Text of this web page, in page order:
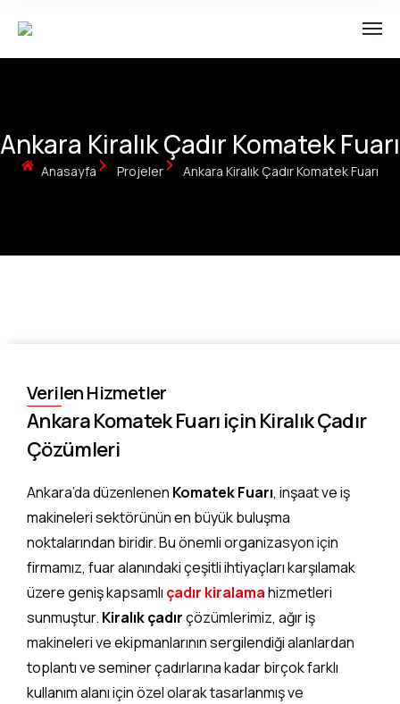
Ankara Kiralık Çadır Komatek Fuarı
Anasayfa Projeler Ankara Kiralık Çadır Komatek Fuarı
Verilen Hizmetler
Ankara Komatek Fuarı için Kiralık Çadır
Çözümleri
Ankara’da düzenlenen Komatek Fuarı, inşaat ve iş
makineleri sektörünün en büyük buluşma
noktalarından biridir. Bu önemli organizasyon için
firmamız, fuar alanındaki çeşitli ihtiyaçları karşılamak
üzere geniş kapsamlı çadır kiralamahizmetleri
sunmuştur. Kiralık çadırçözümlerimiz, ağır iş
makineleri ve ekipmanlarının sergilendiği alanlardan
toplantı ve seminer çadırlarına kadar birçok farklı
kullanım alanı için özel olarak tasarlanmış ve